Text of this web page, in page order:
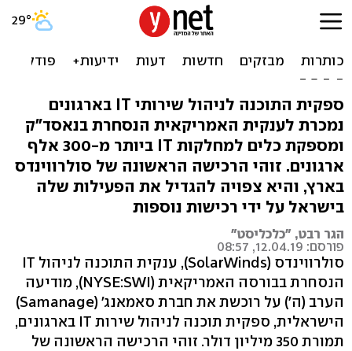
סאמאנג' הישראלית נמכרת
דולר
ספקית התוכנה לניהול שירותי IT בארגונים
נמכרת לענקית האמריקאית הנסחרת בנאסד"ק
ומספקת כלים למחלקות IT ביותר מ-300 אלף
ארגונים. זוהי הרכישה הראשונה של סולרווינדס
בארץ, והיא צפויה להגדיל את הפעילות שלה
בישראל על ידי רכישות נוספות
הגר רבט, "כלכליסט"
פורסם: 12.04.19, 08:57
סולרווינדס (SolarWinds), ענקית התוכנה לניהול IT
הנסחרת בבורסה האמריקאית (NYSE:SWI), מודיעה
הערב (ה׳) על רוכשת את חברת סאמאנג' (Samanage)
הישראלית, ספקית תוכנה לניהול שירות IT בארגונים,
תמורת 350 מיליון דולר. זוהי הרכישה הראשונה של